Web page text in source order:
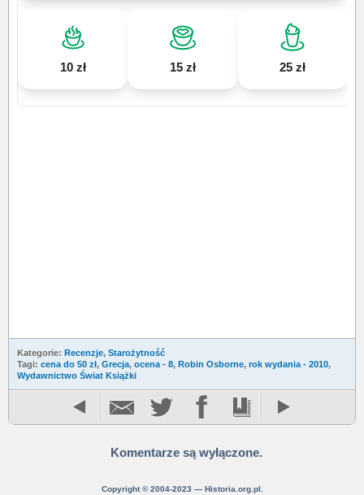
10 zł 15 zł 25 zł
Kategorie: Recenzje, Starożytność
Tagi: cena do 50 zł, Grecja, ocena - 8, Robin Osborne, rok wydania - 2010,
Wydawnictwo Świat Książki
Komentarze są wyłączone.
Copyright © 2004-2023 — Historia.org.pl.